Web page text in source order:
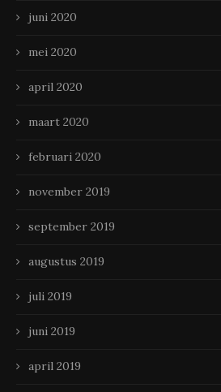
juni 2020
mei 2020
april 2020
maart 2020
februari 2020
november 2019
september 2019
augustus 2019
juli 2019
juni 2019
april 2019